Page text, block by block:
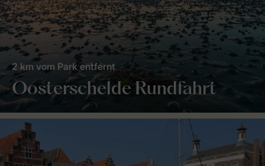
Oosterschelde Rundfahrt
2 km vom Park entfernt